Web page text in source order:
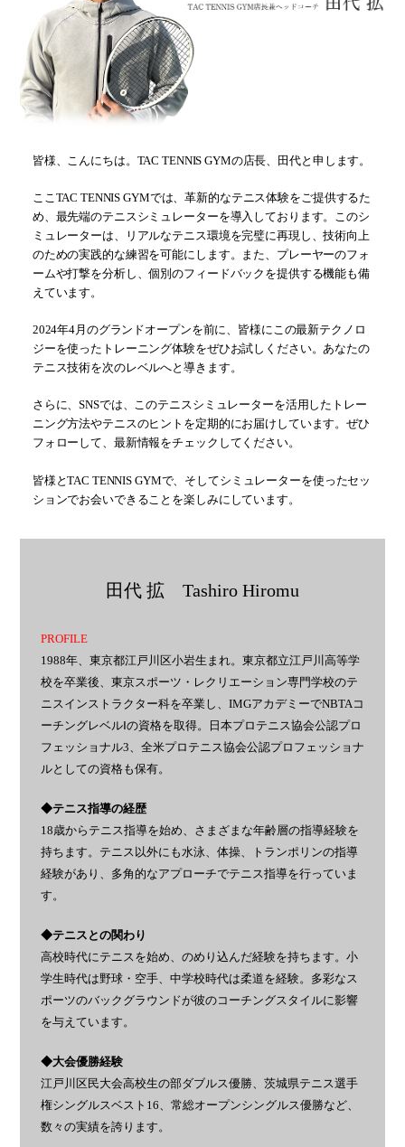
皆様、こんにちは。TAC TENNIS GYMの店長、田代と申します。
ここTAC TENNIS GYMでは、革新的なテニス体験をご提供するた
め、最先端のテニスシミュレーターを導入しております。このシ
ミュレーターは、リアルなテニス環境を完璧に再現し、技術向上
のための実践的な練習を可能にします。また、プレーヤーのフォ
ームや打撃を分析し、個別のフィードバックを提供する機能も備
えています。
2024年4月のグランドオープンを前に、皆様にこの最新テクノロ
ジーを使ったトレーニング体験をぜひお試しください。あなたの
テニス技術を次のレベルへと導きます。
さらに、SNSでは、このテニスシミュレーターを活用したトレー
ニング方法やテニスのヒントを定期的にお届けしています。ぜひ
フォローして、最新情報をチェックしてください。
皆様とTAC TENNIS GYMで、そしてシミュレーターを使ったセッ
ションでお会いできることを楽しみにしています。
田代 拡 Tashiro Hiromu
PROFILE
1988年、東京都江戸川区小岩生まれ。東京都立江戸川高等学
校を卒業後、東京スポーツ・レクリエーション専門学校のテ
ニスインストラクター科を卒業し、IMGアカデミーでNBTAコ
ーチングレベルⅠの資格を取得。日本プロテニス協会公認プロ
フェッショナル3、全米プロテニス協会公認プロフェッショナ
ルとしての資格も保有。
◆テニス指導の経歴
18歳からテニス指導を始め、さまざまな年齢層の指導経験を
持ちます。テニス以外にも水泳、体操、トランポリンの指導
経験があり、多角的なアプローチでテニス指導を行っていま
す。
◆テニスとの関わり
高校時代にテニスを始め、のめり込んだ経験を持ちます。小
学生時代は野球・空手、中学校時代は柔道を経験。多彩なス
ポーツのバックグラウンドが彼のコーチングスタイルに影響
を与えています。
◆大会優勝経験
江戸川区民大会高校生の部ダブルス優勝、茨城県テニス選手
権シングルスベスト16、常総オープンシングルス優勝など、
数々の実績を誇ります。